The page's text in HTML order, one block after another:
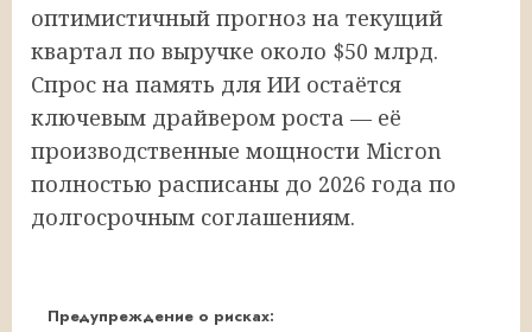
оптимистичный прогноз на текущий
квартал по выручке около $50 млрд.
Спрос на память для ИИ остаётся
ключевым драйвером роста — её
производственные мощности Micron
полностью расписаны до 2026 года по
долгосрочным соглашениям.
Предупреждение о рисках: